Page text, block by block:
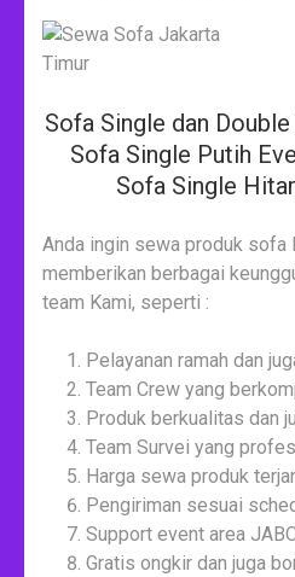
Sofa Single dan
Sofa Single Putih
Sofa Single
Anda ingin sewa produk sofa
memberikan berbagai
team Kami, seperti :
Pelayanan ramah dan
Team Crew yang
Produk berkualitas dan
Team Survei yang
Harga sewa produk
Pengiriman sesuai
Support event area
Gratis ongkir dan juga